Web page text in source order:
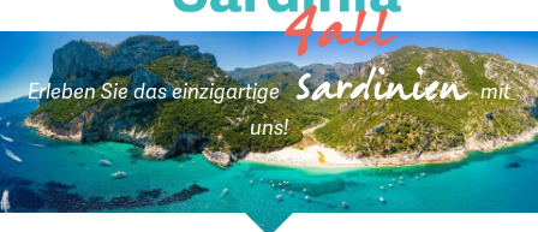
Erleben Sie das einzigartige Sardinien mit
uns!